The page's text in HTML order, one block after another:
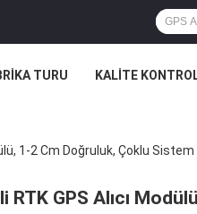
TURU KALITE
1-2 Cm Doğruluk, Çoklu
RTK GPS Alıcı